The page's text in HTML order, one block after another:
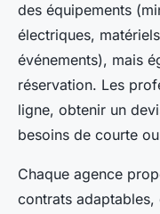
des équipements
électriques,
événements), mais
réservation. Les
ligne, obtenir un
besoins de courte
Chaque agence
contrats